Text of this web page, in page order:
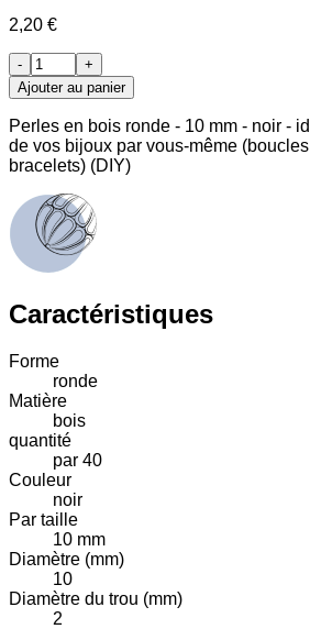
2,20 €
-
+
Ajouter au panier
Perles en bois ronde - 10 mm - noir -
de vos bijoux par vous-même
bracelets) (DIY)
Caractéristiques
Forme
ronde
Matière
bois
quantité
par 40
Couleur
noir
Par taille
10 mm
Diamètre (mm)
10
Diamètre du trou (mm)
2